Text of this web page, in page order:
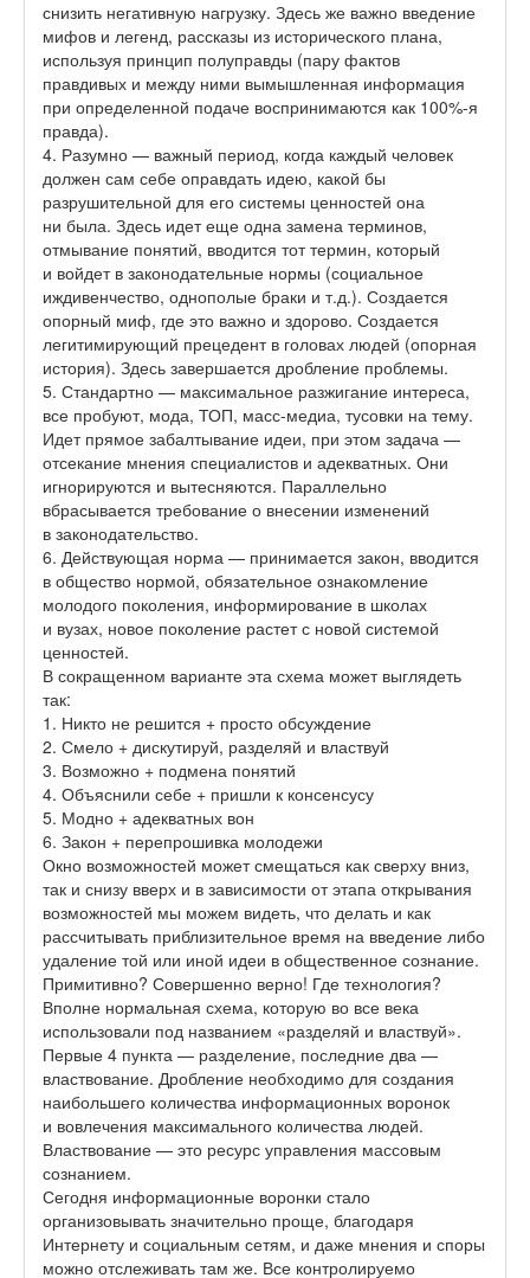
снизить негативную нагрузку. Здесь же важно введение
мифов и легенд, рассказы из исторического плана,
используя принцип полуправды (пару фактов
правдивых и между ними вымышленная информация
при определенной подаче воспринимаются как 100%-я
правда).
4. Разумно — важный период, когда каждый человек
должен сам себе оправдать идею, какой бы
разрушительной для его системы ценностей она
ни была. Здесь идет еще одна замена терминов,
отмывание понятий, вводится тот термин, который
и войдет в законодательные нормы (социальное
иждивенчество, однополые браки и т.д.). Создается
опорный миф, где это важно и здорово. Создается
легитимирующий прецедент в головах людей (опорная
история). Здесь завершается дробление проблемы.
5. Стандартно — максимальное разжигание интереса,
все пробуют, мода, ТОП, масс-медиа, тусовки на тему.
Идет прямое забалтывание идеи, при этом задача —
отсекание мнения специалистов и адекватных. Они
игнорируются и вытесняются. Параллельно
вбрасывается требование о внесении изменений
в законодательство.
6. Действующая норма — принимается закон, вводится
в общество нормой, обязательное ознакомление
молодого поколения, информирование в школах
и вузах, новое поколение растет с новой системой
ценностей.
В сокращенном варианте эта схема может выглядеть
так:
1. Никто не решится + просто обсуждение
2. Смело + дискутируй, разделяй и властвуй
3. Возможно + подмена понятий
4. Объяснили себе + пришли к консенсусу
5. Модно + адекватных вон
6. Закон + перепрошивка молодежи
Окно возможностей может смещаться как сверху вниз,
так и снизу вверх и в зависимости от этапа открывания
возможностей мы можем видеть, что делать и как
рассчитывать приблизительное время на введение либо
удаление той или иной идеи в общественное сознание.
Примитивно? Совершенно верно! Где технология?
Вполне нормальная схема, которую во все века
использовали под названием «разделяй и властвуй».
Первые 4 пункта — разделение, последние два —
властвование. Дробление необходимо для создания
наибольшего количества информационных воронок
и вовлечения максимального количества людей.
Властвование — это ресурс управления массовым
сознанием.
Сегодня информационные воронки стало
организовывать значительно проще, благодаря
Интернету и социальным сетям, и даже мнения и споры
можно отслеживать там же. Все контролируемо